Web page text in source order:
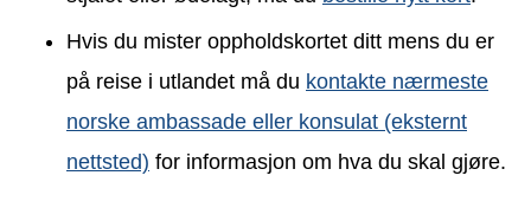
Hvis du mister oppholdskortet ditt mens du er
på reise i utlandet må du kontakte nærmeste
norske ambassade eller konsulat (eksternt
nettsted) for informasjon om hva du skal gjøre.